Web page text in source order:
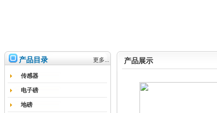
产品目录 更多...
传感器
电子磅
地磅
产品展示